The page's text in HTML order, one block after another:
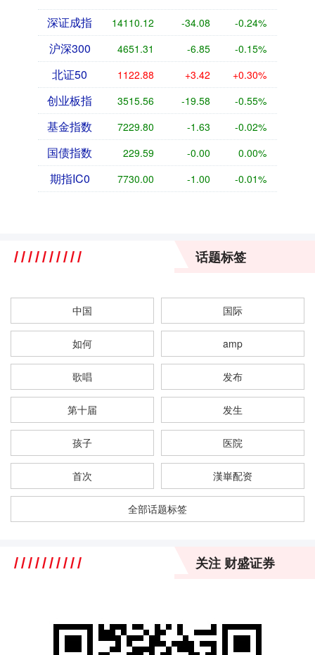
深证成指 14110.12 -34.08 -0.24%
沪深300 4651.31 -6.85 -0.15%
北证50 1122.88 +3.42 +0.30%
创业板指 3515.56 -19.58 -0.55%
基金指数 7229.80 -1.63 -0.02%
国债指数 229.59 -0.00 0.00%
期指IC0 7730.00 -1.00 -0.01%
话题标签
中国 国际
如何 amp
歌唱 发布
第十届 发生
孩子 医院
首次 漢崋配资
全部话题标签
关注 财盛证券